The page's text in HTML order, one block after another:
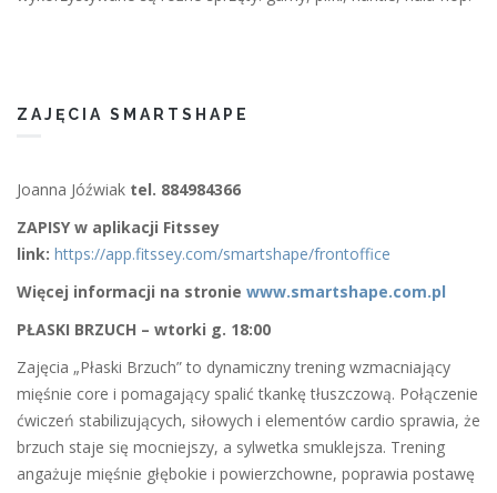
ZAJĘCIA SMARTSHAPE
Joanna Jóźwiak tel. 884984366
ZAPISY w aplikacji Fitssey
link: https://app.fitssey.com/smartshape/frontoffice
Więcej informacji na stronie www.smartshape.com.pl
PŁASKI BRZUCH – wtorki g. 18:00
Zajęcia „Płaski Brzuch” to dynamiczny trening wzmacniający
mięśnie core i pomagający spalić tkankę tłuszczową. Połączenie
ćwiczeń stabilizujących, siłowych i elementów cardio sprawia, że
brzuch staje się mocniejszy, a sylwetka smuklejsza. Trening
angażuje mięśnie głębokie i powierzchowne, poprawia postawę